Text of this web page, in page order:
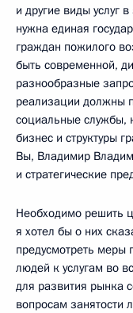
и другие виды услуг
нужна единая
граждан пожилого
быть современной,
разнообразные
реализации должны
социальные службы,
бизнес и структуры
Вы, Владимир
и стратегические
Необходимо решить
я хотел бы о них
предусмотреть меры
людей к услугам во
для развития рынка
вопросам занятости